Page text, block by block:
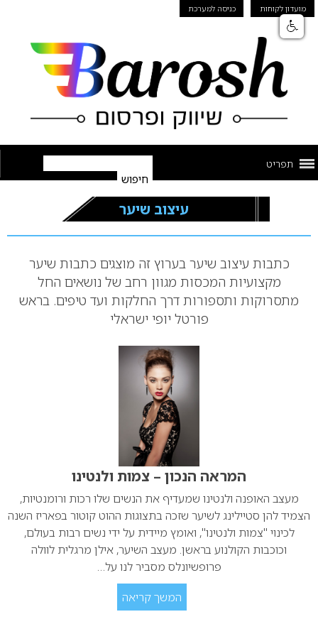
מועדון לקוחות כניסה למערכת
תפריט
עיצוב שיער
כתבות עיצוב שיער בערוץ זה מוצגים כתבות שיער
מקצועיות המכסות מגוון רחב של נושאים החל
מתסרוקות ותספורות דרך החלקות ועד טיפים. בראש
פורטל יופי ישראלי
המראה הנכון – צמות ולנטינו
מעצב האופנה ולנטינו שמעדיף את הנשים שלו רכות ורומנטיות,
הצמיד להן סטיילינג לשיער שזכה בתצוגות ההוט קוטור בפאריז השנה
לכינוי "צמות ולנטינו", ואומץ מיידית על ידי נשים רבות בעולם,
וכוכבות הקולנוע בראשן. מעצב השיער, אילן מרגלית לוולה
פרופשיונלס מסביר לנו על…
המשך קריאה